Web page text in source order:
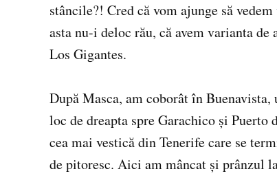
stâncile?! Cred că vom ajunge să
asta nu-i deloc rău, că avem varianta
Los Gigantes.
După Masca, am coborât în Buenavista,
loc de dreapta spre Garachico și Puerto
cea mai vestică din Tenerife care se
de pitoresc. Aici am mâncat și prânzul